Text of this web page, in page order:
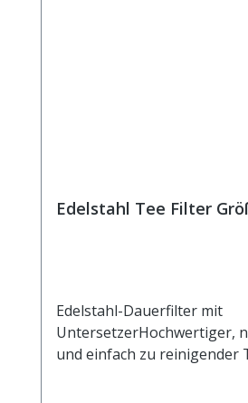
Edelstahl Tee Filter
Edelstahl-Dauerfilter mit
UntersetzerHochwertiger,
und einfach zu reinigender